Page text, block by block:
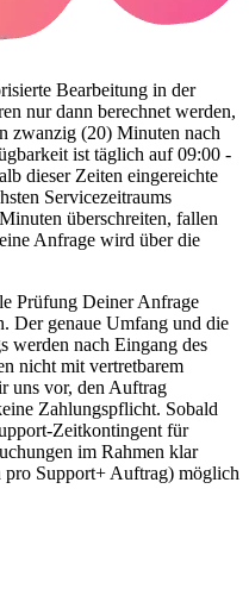
Bearbeitung in der
nur dann berechnet werden,
zwanzig (20) Minuten nach
ist täglich auf 09:00 -
dieser Zeiten eingereichte
Servicezeitraums
überschreiten, fallen
Anfrage wird über die
Prüfung Deiner Anfrage
Der genaue Umfang und die
werden nach Eingang des
nicht mit vertretbarem
uns vor, den Auftrag
Zahlungspflicht. Sobald
Zeitkontingent für
im Rahmen klar
Support+ Auftrag) möglich